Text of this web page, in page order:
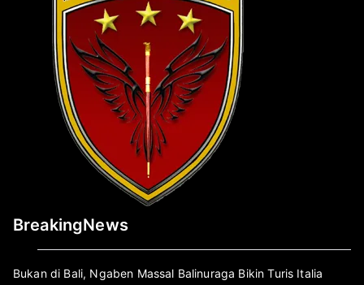
BreakingNews
Bukan di Bali, Ngaben Massal Balinuraga Bikin Turis Italia